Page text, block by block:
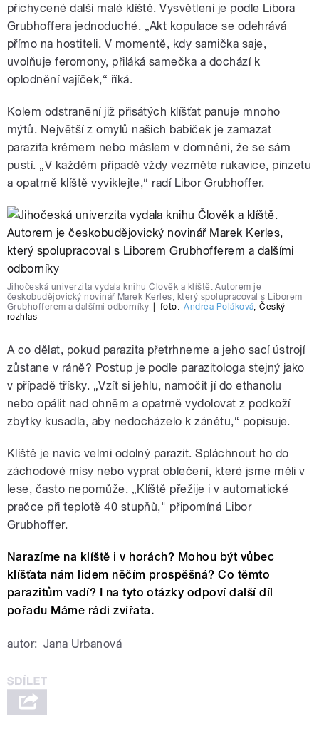
přichycené další malé klíště. Vysvětlení je podle Libora
Grubhoffera jednoduché. „Akt kopulace se odehrává
přímo na hostiteli. V momentě, kdy samička saje,
uvolňuje feromony, přiláká samečka a dochází k
oplodnění vajíček,“ říká.
Kolem odstranění již přisátých klíšťat panuje mnoho
mýtů. Největší z omylů našich babiček je zamazat
parazita krémem nebo máslem v domnění, že se sám
pustí. „V každém případě vždy vezměte rukavice, pinzetu
a opatrně klíště vyviklejte,“ radí Libor Grubhoffer.
Jihočeská univerzita vydala knihu Člověk a klíště. Autorem je
českobudějovický novinář Marek Kerles, který spolupracoval s Liborem
Grubhofferem a dalšími odborníky
foto: Andrea Poláková,Český
rozhlas
A co dělat, pokud parazita přetrhneme a jeho sací ústrojí
zůstane v ráně? Postup je podle parazitologa stejný jako
v případě třísky. „Vzít si jehlu, namočit jí do ethanolu
nebo opálit nad ohněm a opatrně vydolovat z podkoží
zbytky kusadla, aby nedocházelo k zánětu,“ popisuje.
Klíště je navíc velmi odolný parazit. Spláchnout ho do
záchodové mísy nebo vyprat oblečení, které jsme měli v
lese, často nepomůže. „Klíště přežije i v automatické
pračce při teplotě 40 stupňů," připomíná Libor
Grubhoffer.
Narazíme na klíště i v horách? Mohou být vůbec
klíšťata nám lidem něčím prospěšná? Co těmto
parazitům vadí? I na tyto otázky odpoví další díl
pořadu Máme rádi zvířata.
autor: Jana Urbanová